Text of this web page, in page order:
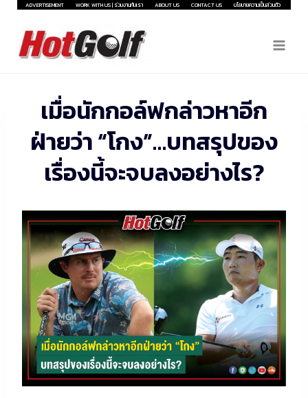
Skip
content
ADVERTISEMENT WORK WITH US | ร่วมงานกับเรา ABOUT US CONTACT US นโยบายความเป็นส่วนตัว
เมื่อนักกอล์ฟกล่าวหาอีก
ฝ่ายว่า “โกง”…บทสรุปของ
เรื่องนี้จะจบลงอย่างไร?